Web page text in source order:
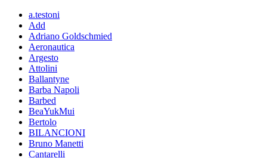
a.testoni
Add
Adriano Goldschmied
Aeronautica
Argesto
Attolini
Ballantyne
Barba Napoli
Barbed
BeaYukMui
Bertolo
BILANCIONI
Bruno Manetti
Cantarelli